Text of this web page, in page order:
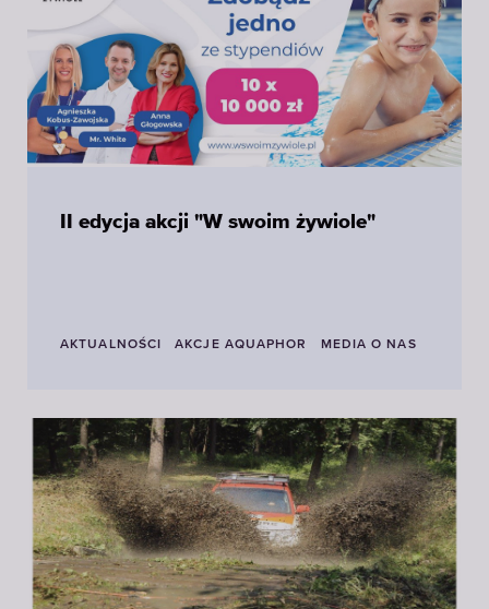
II edycja akcji "W swoim żywiole"
AKTUALNOŚCI AKCJE AQUAPHOR MEDIA O NAS